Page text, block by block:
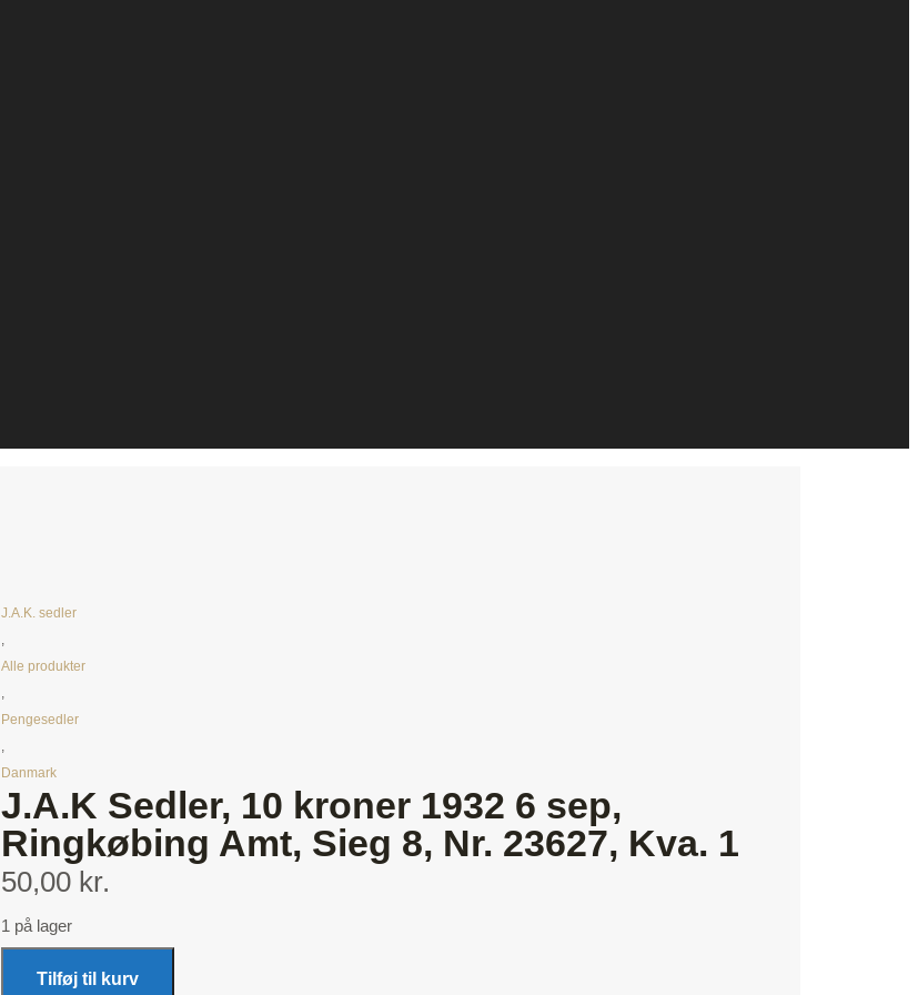
J.A.K. sedler
,
Alle produkter
,
Pengesedler
,
Danmark
J.A.K Sedler, 10 kroner 1932 6 sep,
Ringkøbing Amt, Sieg 8, Nr. 23627, Kva. 1
50,00 kr.
1 på lager
Tilføj til kurv